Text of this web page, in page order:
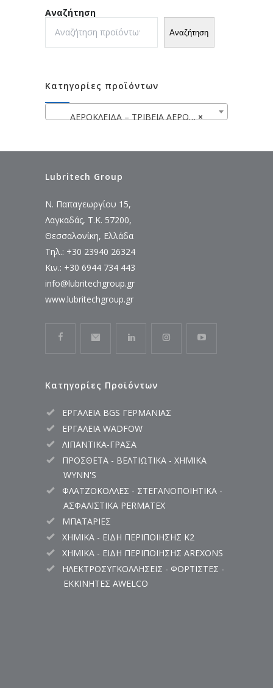
Αναζήτηση
Αναζήτηση
Κατηγορίες προϊόντων
×
ΑΕΡΟΚΛΕΙΔΑ – ΤΡΙΒΕΙΑ ΑΕΡΟΣ – ΑΕΡΟΚΟΠΙΔΑ
Lubritech Group
Ν. Παπαγεωργίου 15,
Λαγκαδάς, Τ.Κ. 57200,
Θεσσαλονίκη, Ελλάδα
Τηλ.: +30 23940 26324
Κιν.: +30 6944 734 443
info@lubritechgroup.gr
www.lubritechgroup.gr
Κατηγορίες Προϊόντων
ΕΡΓΑΛΕΙΑ BGS ΓΕΡΜΑΝΙΑΣ
ΕΡΓΑΛΕΙΑ WADFOW
ΛΙΠΑΝΤΙΚΑ-ΓΡΑΣΑ
ΠΡΟΣΘΕΤΑ - ΒΕΛΤΙΩΤΙΚΑ - ΧΗΜΙΚΑ
WYNN'S
ΦΛΑΤΖΟΚΟΛΛΕΣ - ΣΤΕΓΑΝΟΠΟΙΗΤΙΚΑ -
ΑΣΦΑΛΙΣΤΙΚΑ PERMATEX
ΜΠΑΤΑΡΙΕΣ
ΧΗΜΙΚΑ - ΕΙΔΗ ΠΕΡΙΠΟΙΗΣΗΣ K2
ΧΗΜΙΚΑ - ΕΙΔΗ ΠΕΡΙΠΟΙΗΣΗΣ AREXONS
ΗΛΕΚΤΡΟΣΥΓΚΟΛΛΗΣΕΙΣ - ΦΟΡΤΙΣΤΕΣ -
ΕΚΚΙΝΗΤΕΣ AWELCO